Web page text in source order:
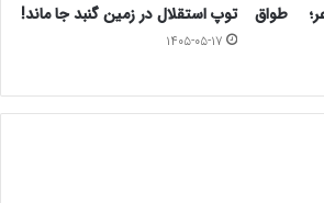
کشورند.
دکتر اراز محمد سارلی و یا افراد فعال
انتخاب می شدند باز روح تازه ای در
صحرا دمیده می شد.
طواق
توپ استقلال در زمین گنبد جا ماند!
۱۴۰۵-۰۵-۱۷